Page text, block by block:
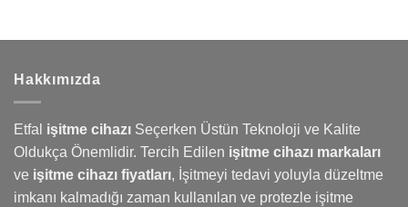
Hakkımızda
Etfal işitme cihazı Seçerken Üstün Teknoloji ve Kalite
Oldukça Önemlidir. Tercih Edilen işitme cihazı markaları
ve işitme cihazı fiyatları, İşitmeyi tedavi yoluyla düzeltme
imkanı kalmadığı zaman kullanılan ve protezle işitme